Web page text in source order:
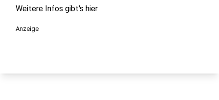
Weitere Infos gibt's hier
Anzeige